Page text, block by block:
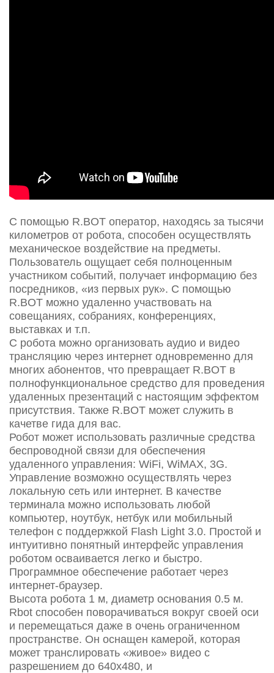
С помощью R.BOT оператор, находясь за тысячи
километров от робота, способен осуществлять
механическое воздействие на предметы.
Пользователь ощущает себя полноценным
участником событий, получает информацию без
посредников, «из первых рук». С помощью
R.BOT можно удаленно участвовать на
совещаниях, собраниях, конференциях,
выставках и т.п.
С робота можно организовать аудио и видео
трансляцию через интернет одновременно для
многих абонентов, что превращает R.BOT в
полнофункциональное средство для проведения
удаленных презентаций с настоящим эффектом
присутствия. Также R.BOT может служить в
качетве гида для вас.
Робот может использовать различные средства
беспроводной связи для обеспечения
удаленного управления: WiFi, WiMAX, 3G.
Управление возможно осуществлять через
локальную сеть или интернет. В качестве
терминала можно использовать любой
компьютер, ноутбук, нетбук или мобильный
телефон с поддержкой Flash Light 3.0. Простой и
интуитивно понятный интерфейс управления
роботом осваивается легко и быстро.
Программное обеспечение работает через
интернет-браузер.
Высота робота 1 м, диаметр основания 0.5 м.
Rbot способен поворачиваться вокруг своей оси
и перемещаться даже в очень ограниченном
пространстве. Он оснащен камерой, которая
может транслировать «живое» видео с
разрешением до 640х480, и